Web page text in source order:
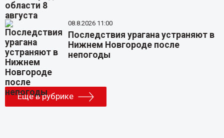
08.8.2026 11:00
Последствия урагана устраняют в
Нижнем Новгороде после
непогоды
Еще в рубрике